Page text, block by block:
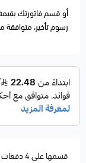
عالي ولمسة
2004–2010
(تشمل فئات V6 و GT حسب الخيار المتوفر)
⚙️ مواصفات
🔹 القطعة:
أو قسم فاتورتك
رسوم تأخير، متوافقة
قسمها على 4 دفعات شهرية بقيمة 57.50